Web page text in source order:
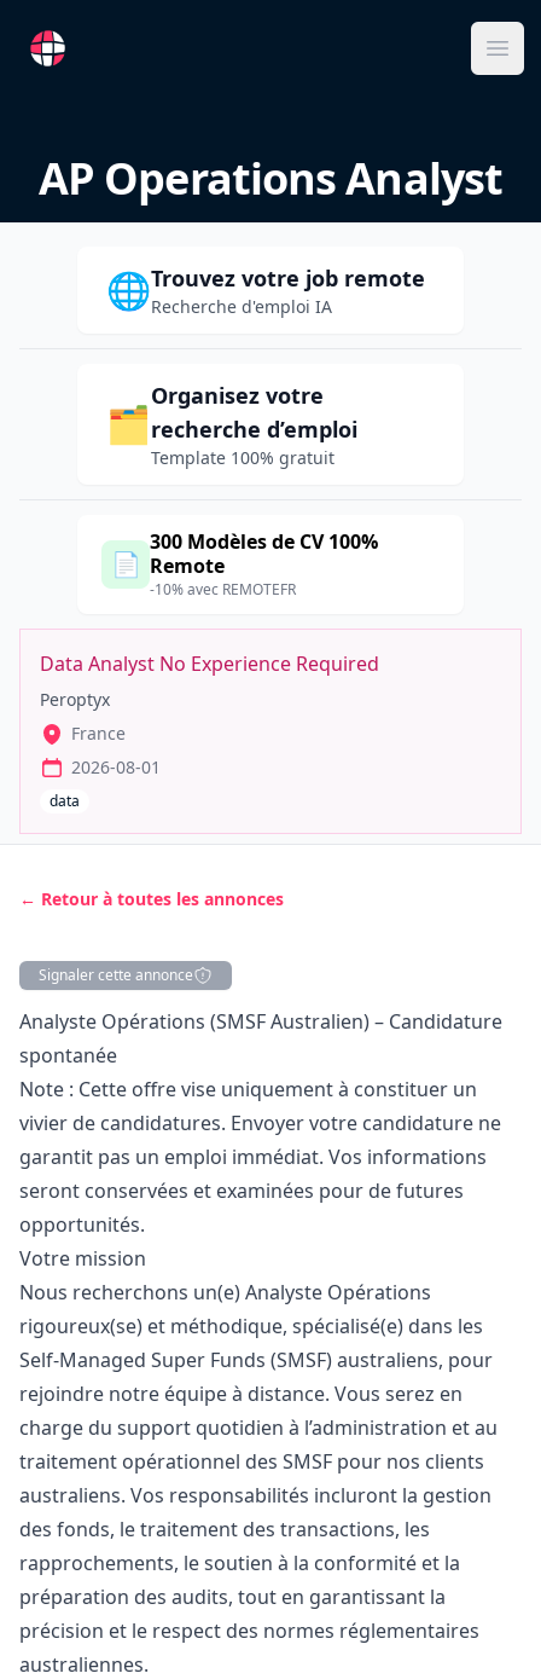
RemoteFR
AP Operations Analyst
🌐Trouvez votre job remote
Recherche d'emploi IA
🗂️
Organisez votre
recherche d’emploi
Template 100% gratuit
📄
300 Modèles de CV 100%
Remote
-10% avec REMOTEFR
Data Analyst No Experience Required
Peroptyx
France
2026-08-01
data
← Retour à toutes les annonces
Signaler cette annonce
Description
Analyste Opérations (SMSF Australien) – Candidature
spontanée
Note : Cette offre vise uniquement à constituer un
vivier de candidatures. Envoyer votre candidature ne
garantit pas un emploi immédiat. Vos informations
seront conservées et examinées pour de futures
opportunités.
Votre mission
Nous recherchons un(e) Analyste Opérations
rigoureux(se) et méthodique, spécialisé(e) dans les
Self-Managed Super Funds (SMSF) australiens, pour
rejoindre notre équipe à distance. Vous serez en
charge du support quotidien à l’administration et au
traitement opérationnel des SMSF pour nos clients
australiens. Vos responsabilités incluront la gestion
des fonds, le traitement des transactions, les
rapprochements, le soutien à la conformité et la
préparation des audits, tout en garantissant la
précision et le respect des normes réglementaires
australiennes.